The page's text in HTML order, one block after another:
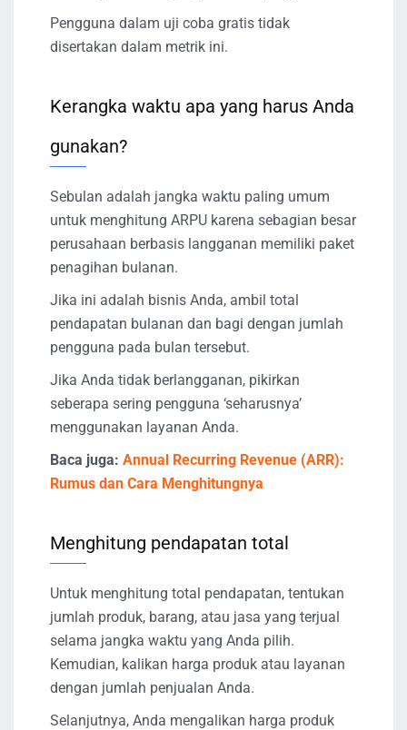
Pengguna dalam uji coba gratis tidak
disertakan dalam metrik ini.
Kerangka waktu apa yang harus Anda
gunakan?
Sebulan adalah jangka waktu paling umum
untuk menghitung ARPU karena sebagian besar
perusahaan berbasis langganan memiliki paket
penagihan bulanan.
Jika ini adalah bisnis Anda, ambil total
pendapatan bulanan dan bagi dengan jumlah
pengguna pada bulan tersebut.
Jika Anda tidak berlangganan, pikirkan
seberapa sering pengguna ‘seharusnya’
menggunakan layanan Anda.
Baca juga: Annual Recurring Revenue (ARR):
Rumus dan Cara Menghitungnya
Menghitung pendapatan total
Untuk menghitung total pendapatan, tentukan
jumlah produk, barang, atau jasa yang terjual
selama jangka waktu yang Anda pilih.
Kemudian, kalikan harga produk atau layanan
dengan jumlah penjualan Anda.
Selanjutnya, Anda mengalikan harga produk